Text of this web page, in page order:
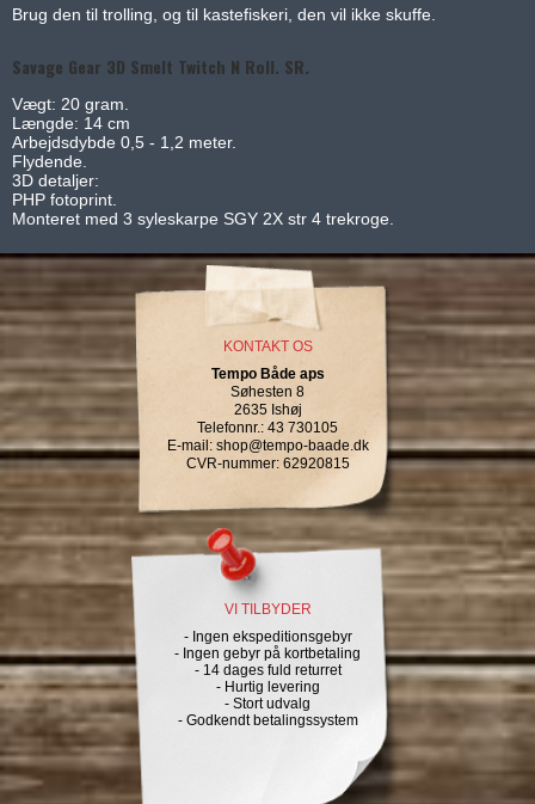
Brug den til trolling, og til kastefiskeri, den vil ikke skuffe.
Savage Gear 3D Smelt Twitch N Roll. SR.
Vægt: 20 gram.
Længde: 14 cm
Arbejdsdybde 0,5 - 1,2 meter.
Flydende.
3D detaljer:
PHP fotoprint.
Monteret med 3 syleskarpe SGY 2X str 4 trekroge.
KONTAKT OS
Tempo Både aps
Søhesten 8
2635 Ishøj
Telefonnr.: 43 730105
E-mail : shop@tempo-baade.dk
CVR-nummer:62920815
VI TILBYDER
- Ingen ekspeditionsgebyr
- Ingen gebyr på kortbetaling
- 14 dages fuld returret
- Hurtig levering
- Stort udvalg
- Godkendt betalingssystem